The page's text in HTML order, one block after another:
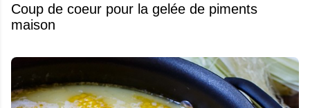
Coup de coeur pour la gelée de piments
maison